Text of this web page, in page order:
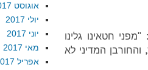
חטאינו גלינו
המדיני לא
אוגוסט 2017
יולי 2017
יוני 2017
מאי 2017
אפריל 2017